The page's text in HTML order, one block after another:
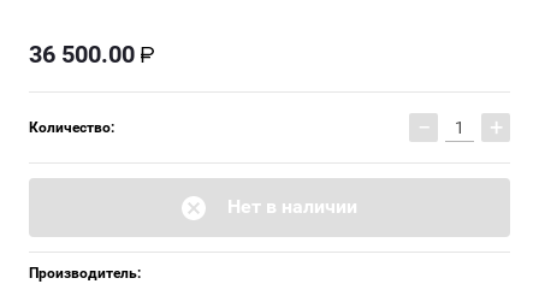
36 500.00
Количество: − +
Нет в наличии
Производитель: